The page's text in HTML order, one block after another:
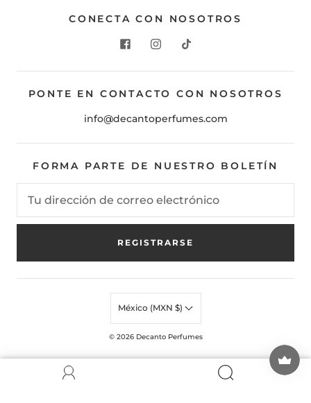
CONECTA CON NOSOTROS
PONTE EN CONTACTO CON NOSOTROS
info@decantoperfumes.com
FORMA PARTE DE NUESTRO BOLETÍN
REGISTRARSE
© 2026 Decanto Perfumes
México (MXN $)